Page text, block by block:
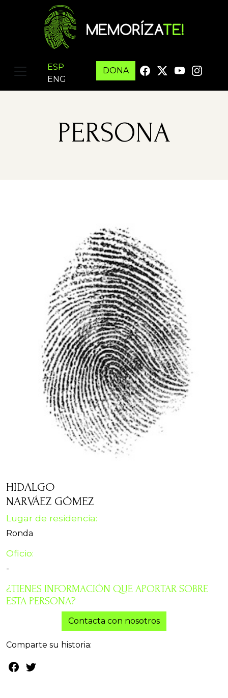
ESP
ENG
DONA
PERSONA
HIDALGO
NARVÁEZ GÓMEZ
Lugar de residencia:
Ronda
Oficio:
-
¿TIENES INFORMACIÓN QUE APORTAR SOBRE
ESTA PERSONA?
Contacta con nosotros
Comparte su historia: